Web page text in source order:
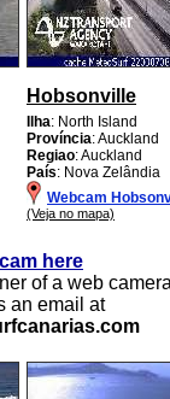
Hobsonville
Ilha: North Island
Província: Auckland
Regiao: Auckland
País: Nova Zelândia
Webcam
(Veja no mapa)
here
of a web
an email at